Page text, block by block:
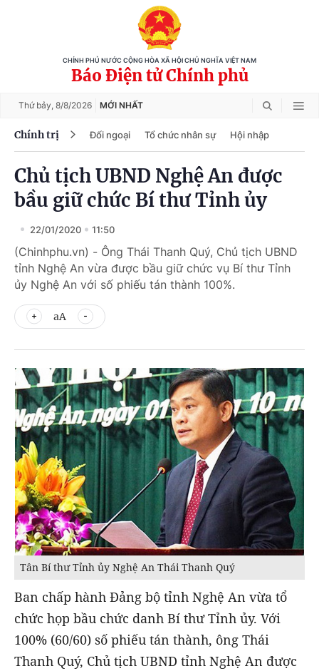
CHÍNH PHỦ NƯỚC CỘNG HÒA XÃ HỘI CHỦ NGHĨA VIỆT NAM
Báo Điện tử Chính phủ
Thứ bảy, 8/8/2026 MỚI NHẤT
Chính trị Đối ngoại Tổ chức nhân sự Hội nhập
Chủ tịch UBND Nghệ An được
bầu giữ chức Bí thư Tỉnh ủy
22/01/2020 11:50
(Chinhphu.vn) - Ông Thái Thanh Quý, Chủ tịch UBND
tỉnh Nghệ An vừa được bầu giữ chức vụ Bí thư Tỉnh
ủy Nghệ An với số phiếu tán thành 100%.
aA
Tân Bí thư Tỉnh ủy Nghệ An Thái Thanh Quý
Ban chấp hành Đảng bộ tỉnh Nghệ An vừa tổ
chức họp bầu chức danh Bí thư Tỉnh ủy. Với
100% (60/60) số phiếu tán thành, ông Thái
Thanh Quý, Chủ tịch UBND tỉnh Nghệ An được